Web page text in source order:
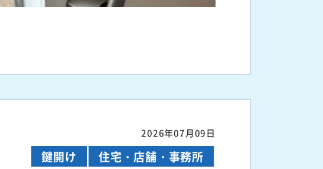
2026年07月09日
鍵開け 住宅・店舗・事務所